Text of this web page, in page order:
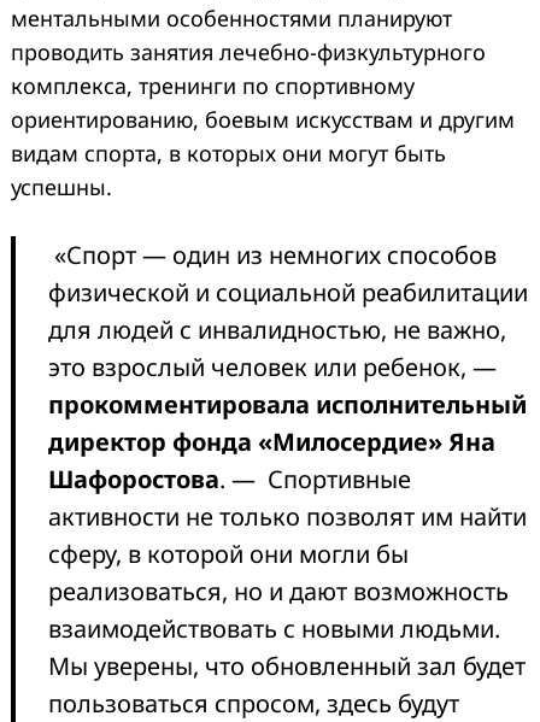
ментальными особенностями планируют
проводить занятия лечебно-физкультурного
комплекса, тренинги по спортивному
ориентированию, боевым искусствам и другим
видам спорта, в которых они могут быть
успешны.
«Спорт — один из немногих способов
физической и социальной реабилитации
для людей с инвалидностью, не важно,
это взрослый человек или ребенок, —
прокомментировала исполнительный
директор фонда «Милосердие» Яна
Шафоростова. — Спортивные
активности не только позволят им найти
сферу, в которой они могли бы
реализоваться, но и дают возможность
взаимодействовать с новыми людьми.
Мы уверены, что обновленный зал будет
пользоваться спросом, здесь будут